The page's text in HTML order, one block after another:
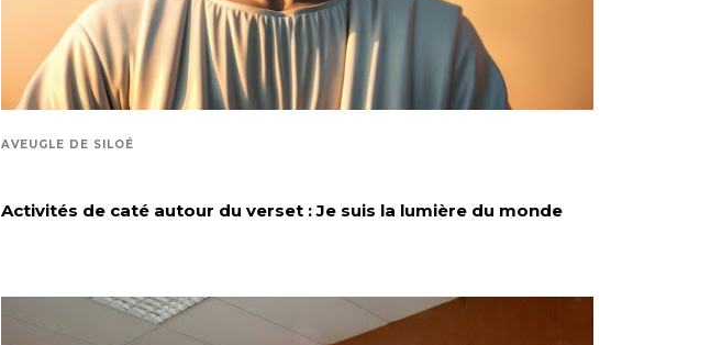
AVEUGLE DE SILOÉ
Activités de caté autour du verset : Je suis la lumière du monde